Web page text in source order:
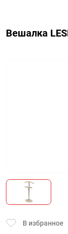
Вешалка
В избранное